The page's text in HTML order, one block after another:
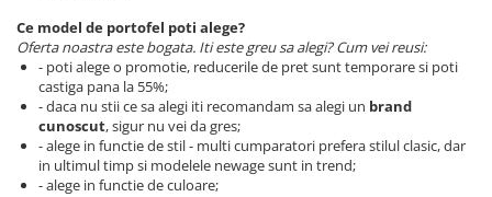
Ce model de portofel poti alege?
Oferta noastra este bogata. Iti este greu sa alegi? Cum vei reusi:
- poti alege o promotie, reducerile de pret sunt temporare si poti
castiga pana la 55%;
- daca nu stii ce sa alegi iti recomandam sa alegi un brand
cunoscut, sigur nu vei da gres;
- alege in functie de stil - multi cumparatori prefera stilul clasic, dar
in ultimul timp si modelele newage sunt in trend;
- alege in functie de culoare;